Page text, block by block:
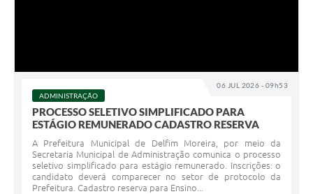
06 JUL 2026 - 09h53
ADMINISTRAÇÃO
PROCESSO SELETIVO SIMPLIFICADO PARA
ESTÁGIO REMUNERADO CADASTRO RESERVA
A Prefeitura Municipal de Delfim Moreira, por meio da
Secretaria Municipal de Administração comunica o processo
seletivo simplificado para estágio remunerado. Inscrições: o
candidato deverá comparecer no setor de protocolo da
Prefeitura. Cadastro reserva para Ensino...